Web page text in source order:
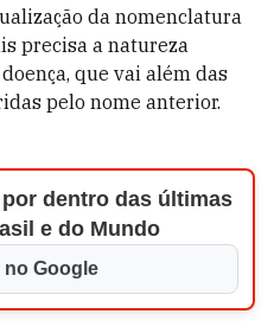
da nomenclatura
precisa a natureza
que vai além das
pelo nome anterior.
dentro das últimas
e do Mundo
no Google